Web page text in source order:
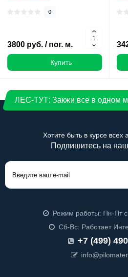
0
3800 руб. / пог. м.
Купить
ЛЕС-ТУТ: Закжи все в одном
Хотите быть в курсе всех
Подпишитесь на
Режим работы: Пн-Пт
Сб-Вс: Работает
+7 (499)